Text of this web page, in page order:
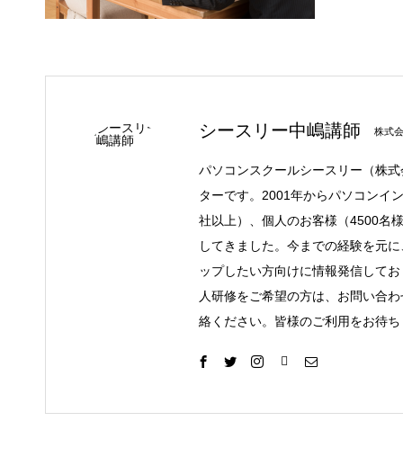
シースリー中嶋講師 株式
パソコンスクールシースリー（株
ターです。2001年からパソコンイ
社以上）、個人のお客様（4500名
してきました。今までの経験を元
ップしたい方向けに情報発信して
人研修をご希望の方は、お問い合
絡ください。皆様のご利用をお待